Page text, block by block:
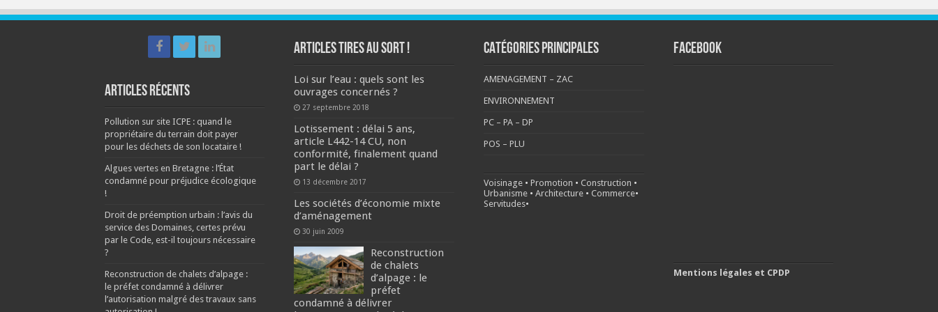
Articles récents
Pollution sur site ICPE : quand le
propriétaire du terrain doit payer
pour les déchets de son locataire !
Algues vertes en Bretagne : l’État
condamné pour préjudice écologique
!
Droit de préemption urbain : l’avis du
service des Domaines, certes prévu
par le Code, est-il toujours nécessaire
?
Reconstruction de chalets d’alpage :
le préfet condamné à délivrer
l’autorisation malgré des travaux sans
ARTICLES TIRES AU SORT !
Loi sur l’eau : quels sont les
ouvrages concernés ?
27 septembre 2018
Lotissement : délai 5 ans,
article L442-14 CU, non
conformité, finalement quand
part le délai ?
13 décembre 2017
Les sociétés d’économie mixte
d’aménagement
30 juin 2009
Reconstruction
de chalets
d’alpage : le
préfet
condamné à délivrer
CATÉGORIES PRINCIPALES
AMENAGEMENT – ZAC
ENVIRONNEMENT
PC – PA – DP
POS – PLU
Voisinage• Promotion • Construction •
Urbanisme• Architecture• Commerce•
Servitudes•
FACEBOOK
Mentions légales et CPDP